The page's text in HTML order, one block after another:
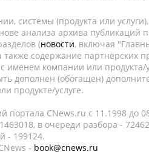
системы (продукта или
анализа архива публикаций
(новости, включая
содержание партнёрских
именем компании или продукта/
дополнен (обогащен)
продукте/услуге.
портала CNews.ru c 11.1998 до
в очереди разбора -
- 199124.
- book@cnews.ru